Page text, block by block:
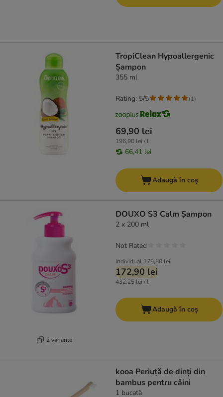
TropiClean Hypoallergenic
Șampon
355 ml
69,90 lei
196,90 lei / l
66,41 lei
Rating: 5/5 (1)
Adaugă în coș
2 variante
DOUXO S3 Calm Șampon
2 x 200 ml
Individual 179,80 lei
172,90 lei
432,25 lei / l
Not Rated
Adaugă în coș
kooa Periuță de dinți din
bambus pentru câini
1 bucată